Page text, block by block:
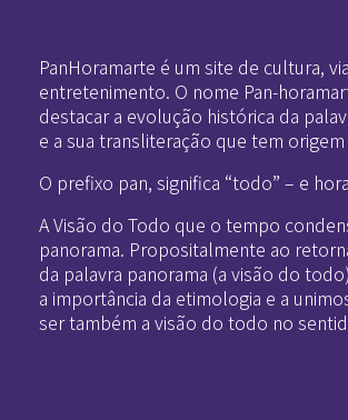
PanHoramarte é um site de cultura,
entretenimento. O nome Pan-
destacar a evolução histórica da
e a sua transliteração que tem
O prefixo pan, significa “todo” – e
A Visão do Todo que o tempo
panorama. Propositalmente ao
da palavra panorama (a visão do
a importância da etimologia e a
ser também a visão do todo no